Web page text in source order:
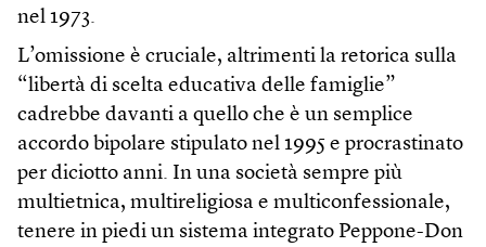
nel 1973.
L’omissione è cruciale, altrimenti la retorica sulla
“libertà di scelta educativa delle famiglie”
cadrebbe davanti a quello che è un semplice
accordo bipolare stipulato nel 1995 e procrastinato
per diciotto anni. In una società sempre più
multietnica, multireligiosa e multiconfessionale,
tenere in piedi un sistema integrato Peppone-Don